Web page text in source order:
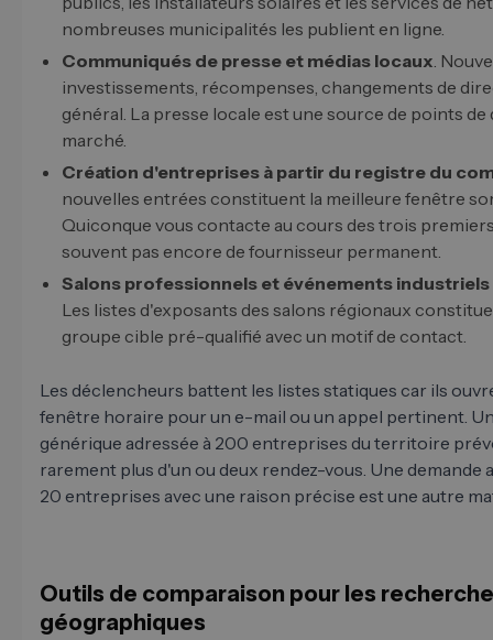
nombreuses municipalités les publient en ligne.
Communiqués de presse et médias locaux.
investissements, récompenses, changements de
général. La presse locale est une source de points
marché.
Création d'entreprises à partir du registre du
nouvelles entrées constituent la meilleure fenêtre
Quiconque vous contacte au cours des trois
souvent pas encore de fournisseur permanent.
Salons professionnels et événements
Les listes d'exposants des salons régionaux
groupe cible pré-qualifié avec un motif de contact.
Les déclencheurs battent les listes statiques car ils
fenêtre horaire pour un e-mail ou un appel pertinent.
générique adressée à 200 entreprises du territoire
rarement plus d'un ou deux rendez-vous. Une demande
20 entreprises avec une raison précise est une autre
Outils de comparaison pour les
géographiques